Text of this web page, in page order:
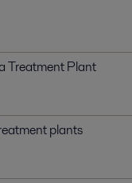
Treatment Plant
plants